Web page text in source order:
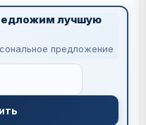
лучшую
предложение